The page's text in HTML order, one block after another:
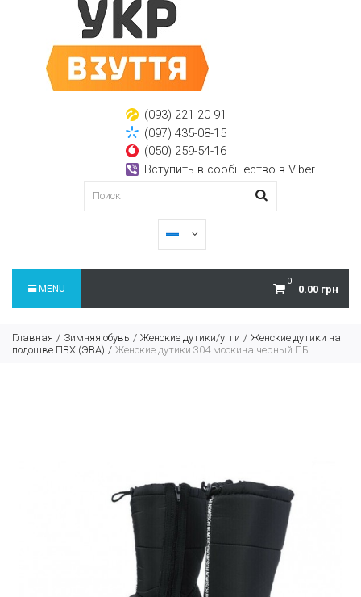
(093) 221-20-91
(097) 435-08-15
(050) 259-54-16
Вступить в сообщество в Viber
0
0.00 грн
MENU
Главная Зимняя обувь Женские дутики/угги
Женские дутики на
подошве ПВХ (ЭВА)
Женские дутики 304 москина черный ПБ